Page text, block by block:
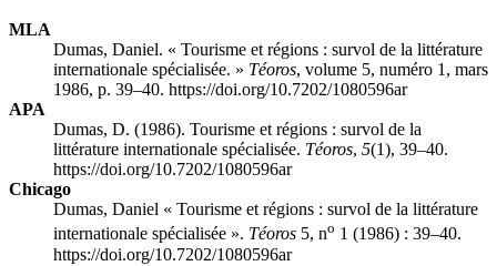
MLA
Dumas, Daniel. « Tourisme et régions : survol de la littérature
internationale spécialisée. » Téoros, volume 5, numéro 1, mars
1986, p. 39–40. https://doi.org/10.7202/1080596ar
APA
Dumas, D. (1986). Tourisme et régions : survol de la
littérature internationale spécialisée. Téoros, 5(1), 39–40.
https://doi.org/10.7202/1080596ar
Chicago
Dumas, Daniel « Tourisme et régions : survol de la littérature
internationale spécialisée ». Téoros 5, no 1 (1986) : 39–40.
https://doi.org/10.7202/1080596ar